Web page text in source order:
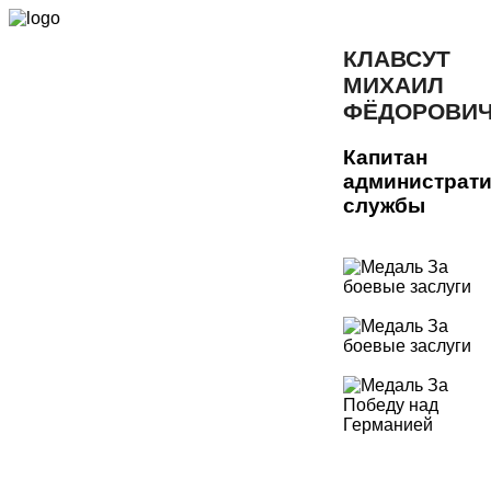
КЛАВСУТ
МИХАИЛ
Капитан
службы